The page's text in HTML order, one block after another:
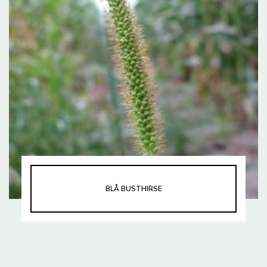
BLÅ BUSTHIRSE